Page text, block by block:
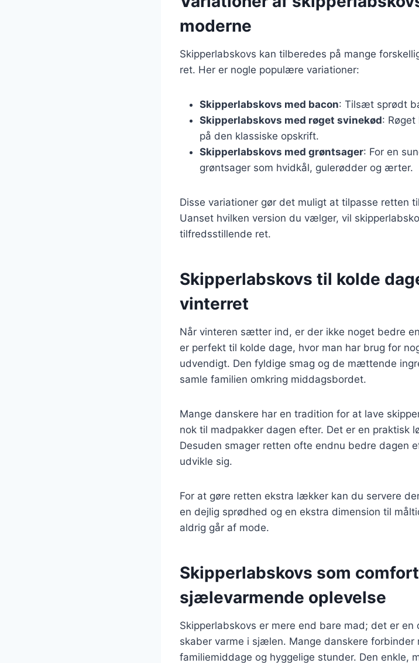
moderne
Skipperlabskovs kan tilberedes på mange
ret. Her er nogle populære variationer:
Skipperlabskovs med bacon: Tilsæt sprødt
Skipperlabskovs med røget svinekød:
på den klassiske opskrift.
Skipperlabskovs med grøntsager: For en
grøntsager som hvidkål, gulerødder og ærter.
Disse variationer gør det muligt at tilpasse retten
Uanset hvilken version du vælger, vil
tilfredsstillende ret.
Skipperlabskovs til kolde
vinterret
Når vinteren sætter ind, er der ikke noget bedre
er perfekt til kolde dage, hvor man har brug for
udvendigt. Den fyldige smag og de mættende
samle familien omkring middagsbordet.
Mange danskere har en tradition for at lave
nok til madpakker dagen efter. Det er en praktisk
Desuden smager retten ofte endnu bedre dagen
udvikle sig.
For at gøre retten ekstra lækker kan du servere
en dejlig sprødhed og en ekstra dimension til
aldrig går af mode.
Skipperlabskovs som
sjælevarmende oplevelse
Skipperlabskovs er mere end bare mad; det er
skaber varme i sjælen. Mange danskere forbinder
familiemiddage og hyggelige stunder. Den enkle,